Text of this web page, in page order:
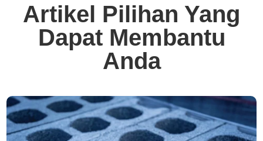
Artikel Pilihan Yang
Dapat Membantu
Anda